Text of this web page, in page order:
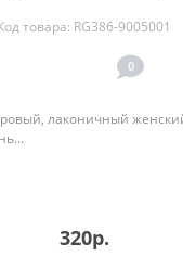
товара: RG386-9005001
0
лаконичный
320р.